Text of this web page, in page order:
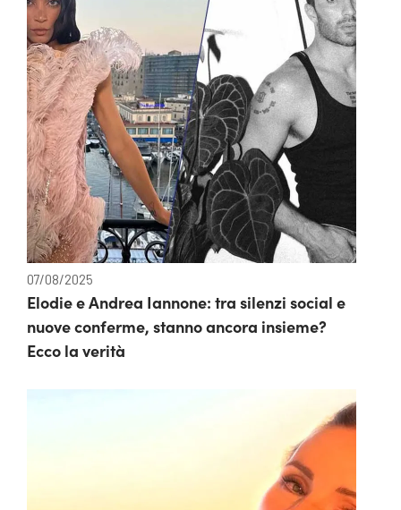
07/08/2025
Elodie e Andrea Iannone: tra silenzi social e
nuove conferme, stanno ancora insieme?
Ecco la verità